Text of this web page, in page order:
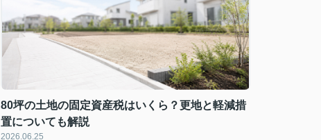
80坪の土地の固定資産税はいくら？更地と軽減措
置についても解説
2026.06.25